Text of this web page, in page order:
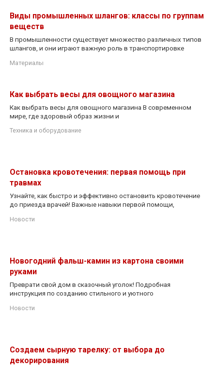
Виды промышленных шлангов: классы по группам
веществ
В промышленности существует множество различных типов
шлангов, и они играют важную роль в транспортировке
Материалы
Как выбрать весы для овощного магазина
Как выбрать весы для овощного магазина В современном
мире, где здоровый образ жизни и
Техника и оборудование
Остановка кровотечения: первая помощь при
травмах
Узнайте, как быстро и эффективно остановить кровотечение
до приезда врачей! Важные навыки первой помощи,
Новости
Новогодний фальш-камин из картона своими
руками
Преврати свой дом в сказочный уголок! Подробная
инструкция по созданию стильного и уютного
Новости
Создаем сырную тарелку: от выбора до
декорирования